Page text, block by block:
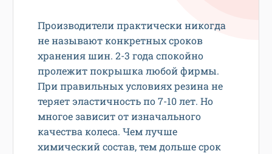
Производители практически никогда
не называют конкретных сроков
хранения шин. 2-3 года спокойно
пролежит покрышка любой фирмы.
При правильных условиях резина не
теряет эластичность по 7-10 лет. Но
многое зависит от изначального
качества колеса. Чем лучше
химический состав, тем дольше срок